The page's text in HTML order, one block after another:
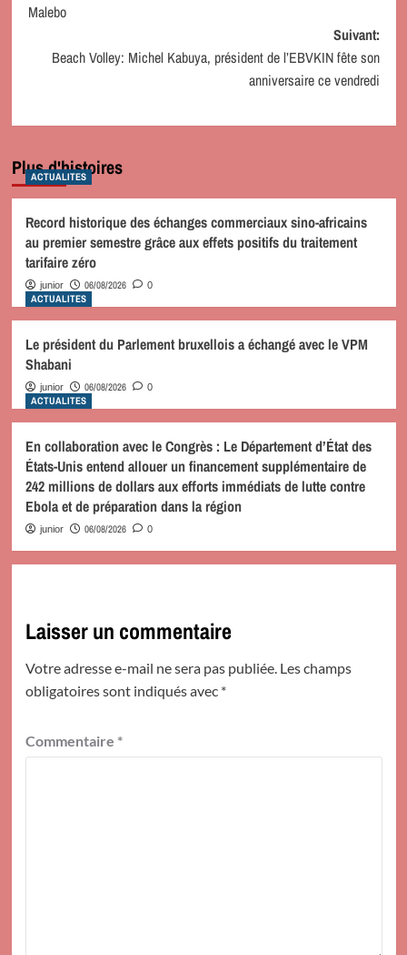
Malebo
Suivant:
Beach Volley: Michel Kabuya, président de l’EBVKIN fête son
anniversaire ce vendredi
Plus d'histoires
ACTUALITES
Record historique des échanges commerciaux sino-africains
au premier semestre grâce aux effets positifs du traitement
tarifaire zéro
junior 06/08/2026 0
ACTUALITES
Le président du Parlement bruxellois a échangé avec le VPM
Shabani
junior 06/08/2026 0
ACTUALITES
En collaboration avec le Congrès : Le Département d’État des
États-Unis entend allouer un financement supplémentaire de
242 millions de dollars aux efforts immédiats de lutte contre
Ebola et de préparation dans la région
junior 06/08/2026 0
Laisser un commentaire
Votre adresse e-mail ne sera pas publiée. Les champs
obligatoires sont indiqués avec *
Commentaire *